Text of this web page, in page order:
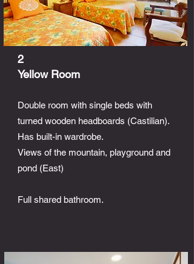
2
Yellow Room
Double room with single beds with
turned wooden headboards (Castilian).
Has built-in wardrobe.
Views of the mountain, playground and
pond (East)
Full shared bathroom.